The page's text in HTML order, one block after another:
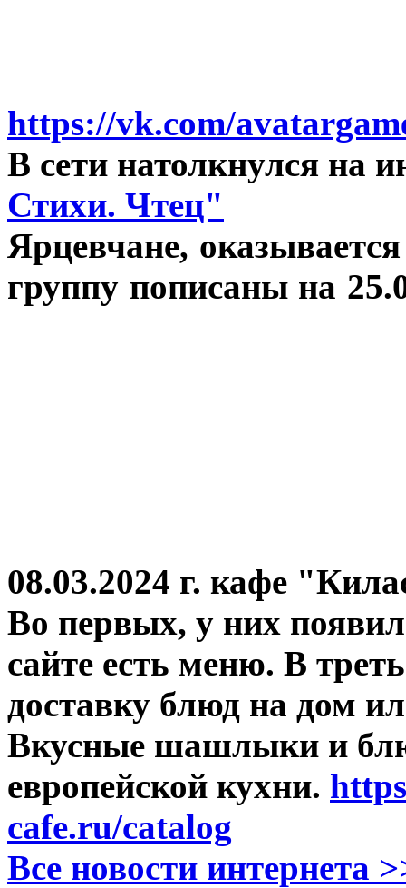
https://vk.com/
В сети натолкнулся на
Стихи. Чтец"
Ярцевчане,
группу пописаны на
08.03.2024 г. кафе
Во первых, у них
сайте есть меню. В
доставку блюд на дом
Вкусные шашлыки и
европейской кухни.
cafe.ru/catalog
Все новости интернета